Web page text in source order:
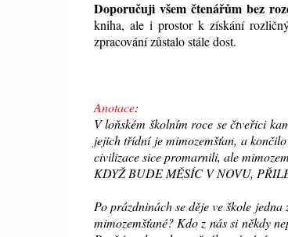
Doporučuji všem čtenářům bez
kniha, ale i prostor k získání
zpracování zůstalo stále dost.
Anotace:
V loňském školním roce se čtveřici
jejich třídní je mimozemšťan, a
civilizace sice promarnili, ale
KDYŽ BUDE MĚSÍC V NOVU,
Po prázdninách se děje ve škole
mimozemšťané? Kdo z nás si někdy